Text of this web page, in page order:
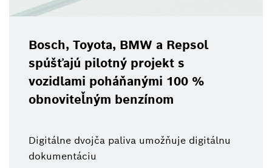
Bosch, Toyota, BMW a Repsol
spúšťajú pilotný projekt s
vozidlami poháňanými 100 %
obnoviteľným benzínom
Digitálne dvojča paliva umožňuje digitálnu
dokumentáciu